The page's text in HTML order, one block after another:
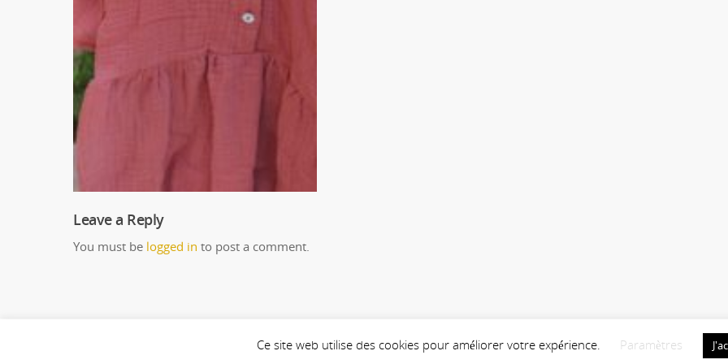
Leave a Reply
You must be logged in to post a comment.
-CGV-Politique de confidentialité
Ce site web utilise des cookies pour améliorer votre expérience. Paramètres